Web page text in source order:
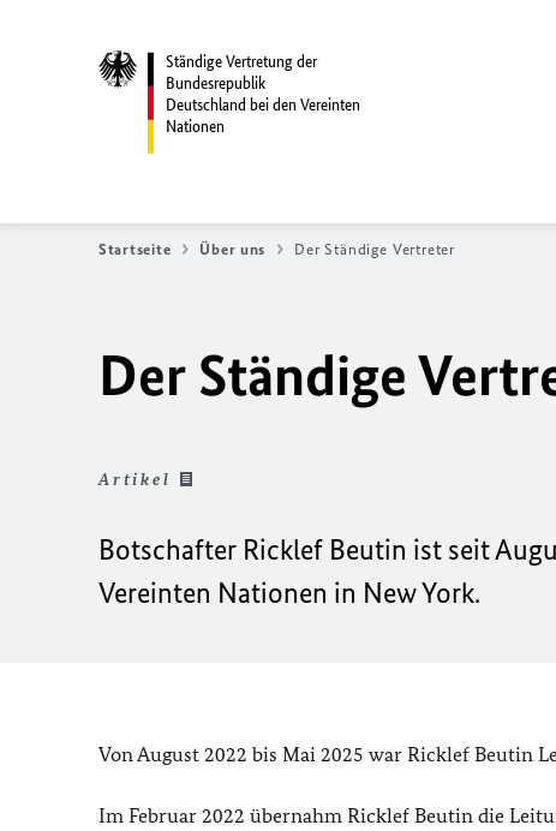
Ständige Vertretung der
Bundesrepublik
Deutschland bei den Vereinten
Nationen
Startseite Über uns Der Ständige Vertreter
Der Ständige
Artikel
Botschafter Ricklef Beutin ist seit
Vereinten Nationen in New York.
Von August 2022 bis Mai 2025 war Ricklef Beutin
Im Februar 2022 übernahm Ricklef Beutin die